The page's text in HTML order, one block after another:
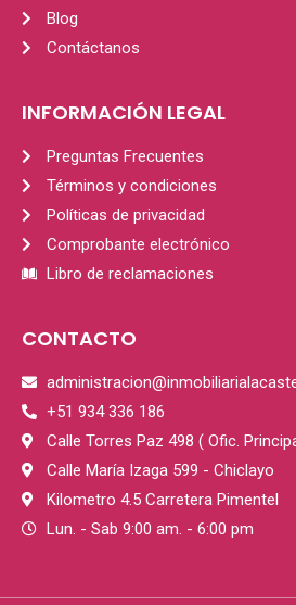
Blog
Contáctanos
INFORMACIÓN LEGAL
Preguntas Frecuentes
Términos y condiciones
Políticas de privacidad
Comprobante electrónico
Libro de reclamaciones
CONTACTO
+51 934 336 186
Calle Torres Paz 498 ( Ofic.
Calle María Izaga 599 - Chiclayo
Kilometro 4.5 Carretera Pimentel
Lun. - Sab 9:00 am. - 6:00 pm